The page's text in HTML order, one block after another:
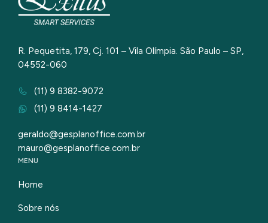
R. Pequetita, 179, Cj. 101 – Vila Olímpia. São Paulo – SP,
04552-060
(11) 9 8382-9072
(11) 9 8414-1427
geraldo@gesplanoffice.com.br
mauro@gesplanoffice.com.br
MENU
Home
Sobre nós